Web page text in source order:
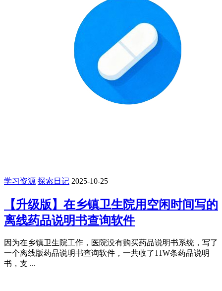
学习资源 探索日记 2025-10-25
【升级版】在乡镇卫生院用空闲时间写的
离线药品说明书查询软件
因为在乡镇卫生院工作，医院没有购买药品说明书系统，写了
一个离线版药品说明书查询软件，一共收了11W条药品说明
书，支 ...